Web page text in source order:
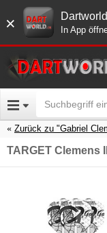
× Dartworld
In App
Zurück zu "Gabriel
TARGET Clemens